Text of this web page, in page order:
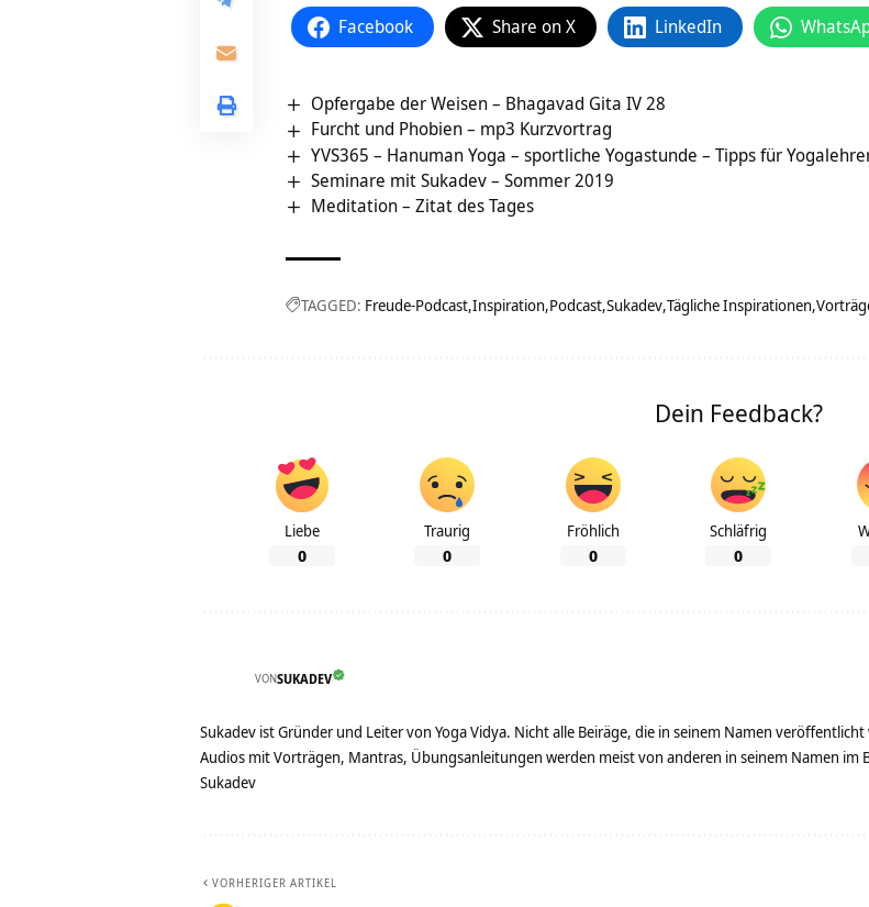
Facebook Share on X LinkedIn
Opfergabe der Weisen – Bhagavad Gita IV 28
Furcht und Phobien – mp3 Kurzvortrag
YVS365 – Hanuman Yoga – sportliche Yogastunde – Tipps für
Seminare mit Sukadev – Sommer 2019
Meditation – Zitat des Tages
TAGGED: Freude-Podcast Inspiration Podcast Sukadev Tägliche Inspirationen
Dein Feedback?
Liebe
0
Traurig
0
Fröhlich
0
Schläfrig
0
VONSUKADEV
Sukadev ist Gründer und Leiter von Yoga Vidya. Nicht alle Beiräge, die in seinem Namen
Audios mit Vorträgen, Mantras, Übungsanleitungen werden meist von anderen in seinem Namen
Sukadev
VORHERIGER ARTIKEL